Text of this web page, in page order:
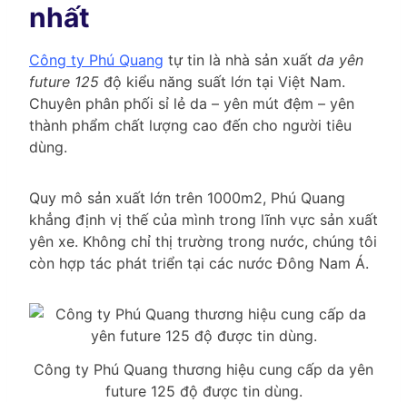
nhất
Công ty Phú Quang tự tin là nhà sản xuất da yên
future 125 độ kiểu năng suất lớn tại Việt Nam.
Chuyên phân phối sỉ lẻ da – yên mút đệm – yên
thành phẩm chất lượng cao đến cho người tiêu
dùng.
Quy mô sản xuất lớn trên 1000m2, Phú Quang
khẳng định vị thế của mình trong lĩnh vực sản xuất
yên xe. Không chỉ thị trường trong nước, chúng tôi
còn hợp tác phát triển tại các nước Đông Nam Á.
Công ty Phú Quang thương hiệu cung cấp da yên
future 125 độ được tin dùng.